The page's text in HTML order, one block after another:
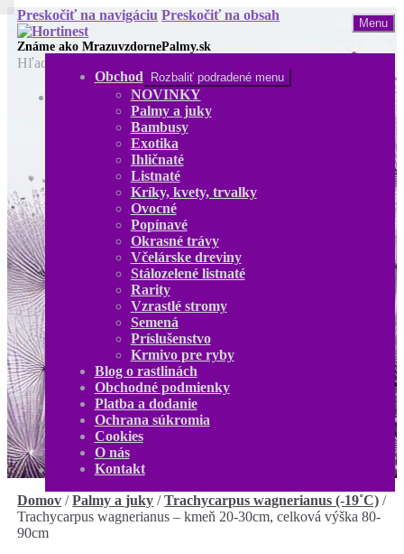
Preskočiť na navigáciu Preskočiť na obsah
Hľadať:
Menu
NOVINKY
Palmy a juky
Bambusy
Exotika
Ihličnaté
Listnaté
Kríky, kvety, trvalky
Ovocné
Popínavé
Okrasné trávy
Včelárske dreviny
Stálozelené listnaté
Rarity
Vzrastlé stromy
Semená
Príslušenstvo
Krmivo pre ryby
Blog o rastlinách
O nás
Kontakt
Obchod Rozbaliť podradené menu
NOVINKY
Palmy a juky
Bambusy
Exotika
Ihličnaté
Listnaté
Kríky, kvety, trvalky
Ovocné
Popínavé
Okrasné trávy
Včelárske dreviny
Stálozelené listnaté
Rarity
Vzrastlé stromy
Semená
Príslušenstvo
Krmivo pre ryby
Blog o rastlinách
Obchodné podmienky
Platba a dodanie
Ochrana súkromia
Cookies
O nás
Kontakt
€ 0 produktov
Domov /Palmy a juky /Trachycarpus wagnerianus (-19˚C) /
Trachycarpus wagnerianus – kmeň 20-30cm, celková výška 80-
90cm